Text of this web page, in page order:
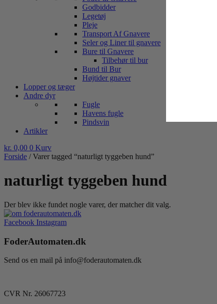
Godbidder
Legetøj
Pleje
Transport Af Gnavere
Seler og Liner til gnavere
Bure til Gnavere
Tilbehør til bur
Bund til Bur
Højtider gnaver
Lopper og tæger
Andre dyr
Fugle
Havens fugle
Pindsvin
Artikler
kr. 0,00 0 Kurv
Forside / Varer tagged “naturligt tyggeben hund”
naturligt tyggeben hund
Der blev ikke fundet nogle varer, der matcher dit valg.
Facebook Instagram
FoderAutomaten.dk
Send os en mail på info@foderautomaten.dk
CVR Nr. 26067723